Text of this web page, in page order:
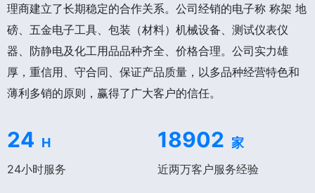
理商建立了长期稳定的合作关系。公司经销的电子称 称架 地
磅、五金电子工具、包装（材料）机械设备、测试仪表仪
器、防静电及化工用品品种齐全、价格合理。公司实力雄
厚，重信用、守合同、保证产品质量，以多品种经营特色和
薄利多销的原则，赢得了广大客户的信任。
24 H
24小时服务
18902 家
近两万客户服务经验